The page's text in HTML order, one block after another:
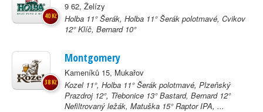
9 62, Želízy
Holba 11° Šerák, Holba 11° Šerák polotmavé, Cvikov
12° Klíč, Bernard 10°
40 Kč
Montgomery
Kameníků 15, Mukařov
Kozel 11°, Holba 11° Šerák polotmavé, Plzeňský
Prazdroj 12°, Třebonice 13° Bastard, Bernard 12°
Nefiltrovaný ležák, Matuška 15° Raptor IPA, ...
38 Kč